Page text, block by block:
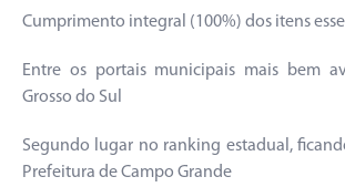
Cumprimento integral (100%) dos itens
Entre os portais municipais mais bem
Grosso do Sul
Segundo lugar no ranking estadual,
Prefeitura de Campo Grande